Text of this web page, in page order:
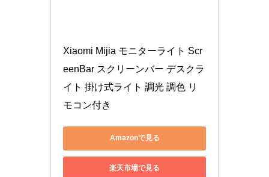
Xiaomi Mijia モニターライト Scr
eenBar スクリーンバー デスクラ
イト 掛け式ライト 調光 調色 リ
モコン付き
Amazonで見る
楽天市場で見る